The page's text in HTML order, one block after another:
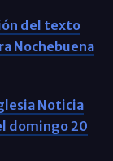
del texto
Nochebuena
Noticia
domingo 20